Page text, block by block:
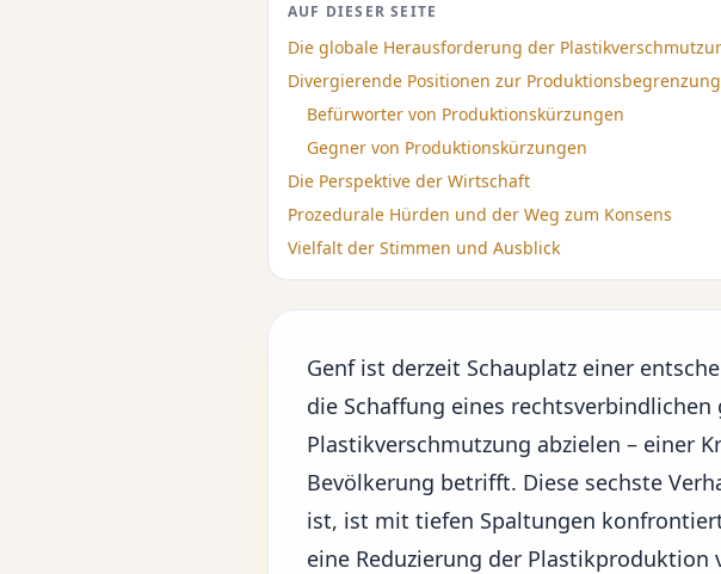
AUF DIESER SEITE
Die globale Herausforderung der
Divergierende Positionen zur Produktionsbegrenzung
Befürworter von Produktionskürzungen
Gegner von Produktionskürzungen
Die Perspektive der Wirtschaft
Prozedurale Hürden und der Weg zum Konsens
Vielfalt der Stimmen und Ausblick
Genf ist derzeit Schauplatz einer
die Schaffung eines
Plastikverschmutzung abzielen – einer
Bevölkerung betrifft. Diese sechste
ist, ist mit tiefen Spaltungen
eine Reduzierung der